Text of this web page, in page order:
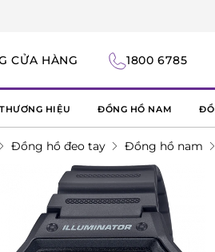
CỬA HÀNG 1800 6785
THƯƠNG HIỆU ĐỒNG HỒ NAM
Đồng hồ đeo tay Đồng hồ nam